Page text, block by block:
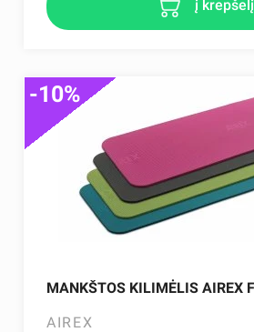
į krepšelį
MANKŠTOS KILIMĖLIS AIREX
AIREX
-10%